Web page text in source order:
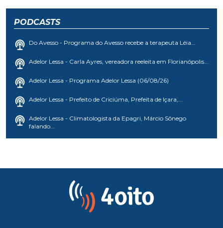
PODCASTS
Do Avesso - Programa do Avesso recebe a terapeuta Léia...
Adelor Lessa - Carla Ayres, vereadora reeleita em Florianópolis...
Adelor Lessa - Programa Adelor Lessa (06/08/26)
Adelor Lessa - Prefeito de Criciúma, Prefeita de Içara,...
Adelor Lessa - Climatologista da Epagri, Márcio Sônego
falando...